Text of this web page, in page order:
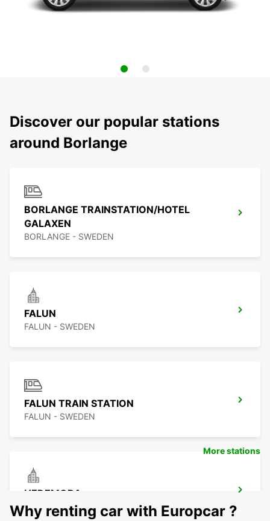
Discover our popular stations
around Borlange
BORLANGE TRAINSTATION/HOTEL
GALAXEN
BORLANGE - SWEDEN
FALUN
FALUN - SWEDEN
FALUN TRAIN STATION
FALUN - SWEDEN
HEDEMORA
HEDEMORA - SWEDEN
More stations
Why renting car with Europcar ?